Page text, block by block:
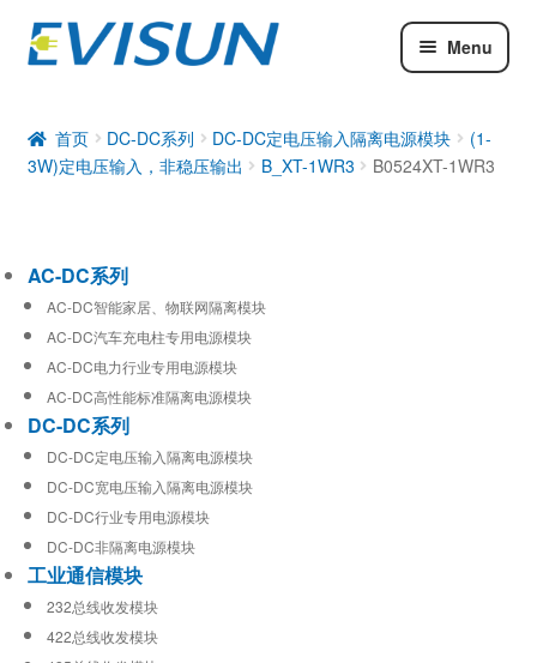
Menu
DC-DC系列
工业通信模块
首页 DC-DC系列 DC-DC定电压输入隔离电源模块
(1-
3W)定电压输入，非稳压输出
B_XT-1WR3 B0524XT-1WR3
AC-DC系列
AC-DC智能家居、物联网隔离模块
AC-DC汽车充电柱专用电源模块
AC-DC电力行业专用电源模块
AC-DC高性能标准隔离电源模块
DC-DC系列
DC-DC定电压输入隔离电源模块
DC-DC宽电压输入隔离电源模块
DC-DC行业专用电源模块
DC-DC非隔离电源模块
工业通信模块
232总线收发模块
422总线收发模块